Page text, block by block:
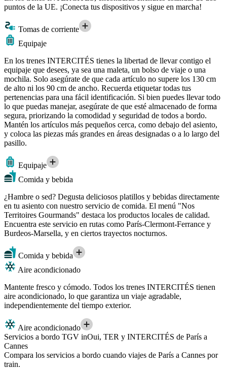
puntos de la UE. ¡Conecta tus dispositivos y sigue en marcha!
Tomas de corriente
Equipaje
En los trenes INTERCITÉS tienes la libertad de llevar contigo el
equipaje que desees, ya sea una maleta, un bolso de viaje o una
mochila. Solo asegúrate de que cada artículo no supere los 130 cm
de alto ni los 90 cm de ancho. Recuerda etiquetar todas tus
pertenencias para una fácil identificación. Si bien puedes llevar todo
lo que puedas manejar, asegúrate de que esté almacenado de forma
segura, priorizando la comodidad y seguridad de todos a bordo.
Mantén los artículos más pequeños cerca, como debajo del asiento,
y coloca las piezas más grandes en áreas designadas o a lo largo del
pasillo.
Equipaje
Comida y bebida
¿Hambre o sed? Degusta deliciosos platillos y bebidas directamente
en tu asiento con nuestro servicio de comida. El menú "Nos
Territoires Gourmands" destaca los productos locales de calidad.
Encuentra este servicio en rutas como París-Clermont-Ferrance y
Burdeos-Marsella, y en ciertos trayectos nocturnos.
Comida y bebida
Aire acondicionado
Mantente fresco y cómodo. Todos los trenes INTERCITÉS tienen
aire acondicionado, lo que garantiza un viaje agradable,
independientemente del tiempo exterior.
Aire acondicionado
Servicios a bordo TGV inOui, TER y INTERCITÉS de París a
Cannes
Compara los servicios a bordo cuando viajes de París a Cannes por
train.